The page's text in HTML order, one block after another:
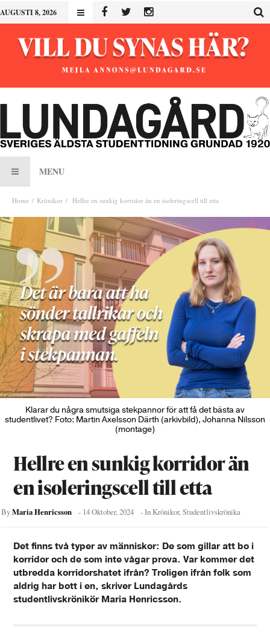
AUGUSTI 8, 2026
MENU
Home Krönikor Hellre en sunkig korridor än en isoleringscell till etta
Klarar du några smutsiga stekpannor för att få det bästa av
studentlivet? Foto: Martin Axelsson Därth (arkivbild), Johanna Nilsson
(montage)
Hellre en sunkig korridor än
en isoleringscell till etta
ByMaria Henricsson - 14 Oktober, 2024 - In Krönikor,Studentlivskrönika
Det finns två typer av människor: De som gillar att bo i
korridor och de som inte vågar prova. Var kommer det
utbredda korridorshatet ifrån? Troligen ifrån folk som
aldrig har bott i en, skriver Lundagårds
studentlivskrönikör Maria Henricsson.